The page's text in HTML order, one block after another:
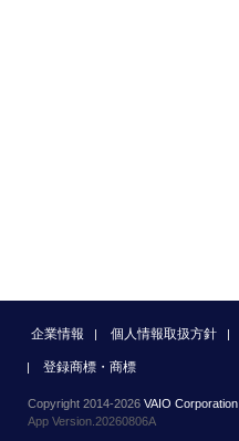
企業情報 個人情報取扱方針
登録商標・商標
Copyright 2014-2026 VAIO Corporation
App Version.20260806A